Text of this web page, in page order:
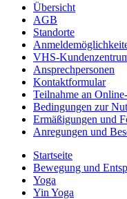
Übersicht
AGB
Standorte
VHS-
Ansprechpersonen
Kontaktformular
Teilnahme an
Bedingungen zur
Ermäßigungen und
Anregungen und
Startseite
Bewegung und
Yoga
Yin Yoga